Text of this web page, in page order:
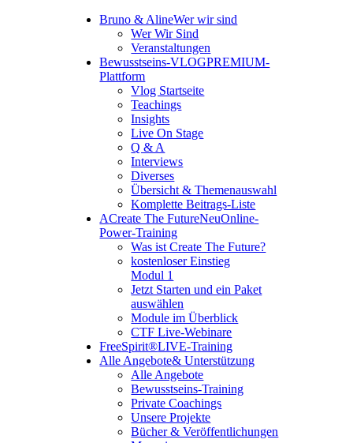
Bruno & AlineWer wir sind
Wer Wir Sind
Veranstaltungen
Bewusstseins-VLOGPREMIUM-
Plattform
Vlog Startseite
Teachings
Insights
Live On Stage
Q & A
Interviews
Diverses
Übersicht & Themenauswahl
Komplette Beitrags-Liste
ACreate The FutureNeuOnline-
Power-Training
Was ist Create The Future?
kostenloser Einstieg
Modul 1
Jetzt Starten und ein Paket
auswählen
Module im Überblick
CTF Live-Webinare
FreeSpirit®LIVE-Training
Alle Angebote& Unterstützung
Alle Angebote
Bewusstseins-Training
Private Coachings
Unsere Projekte
Bücher & Veröffentlichungen